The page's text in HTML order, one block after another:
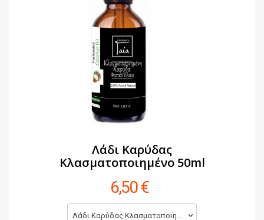
Λάδι Καρύδας
Κλασματοποιημένο 50ml
6,50 €
Λάδι Καρύδας Κλασματοποιημένο 50ml (6,50 €)